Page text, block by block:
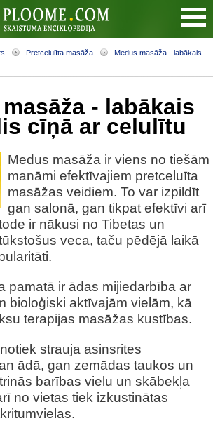
Pretcelulīta masāža
Medus masāža - labākais
- labākais
cīņā ar celulītu
Medus masāža ir viens no tiešām
manāmi efektīvajiem pretceluīta
masāžas veidiem. To var izpildīt
gan salonā, gan tikpat efektīvi arī
ir nākusi no Tibetas un
veca, taču pēdējā laikā
pamatā ir ādas mijiedarbība ar
bioloģiski aktīvajām vielām, kā
terapijas masāžas kustības.
strauja asinsrites
ādā, gan zemādas taukos un
barības vielu un skābekļa
no vietas tiek izkustinātas